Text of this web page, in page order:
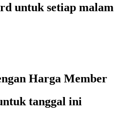
untuk setiap malam
Harga Member
tanggal ini